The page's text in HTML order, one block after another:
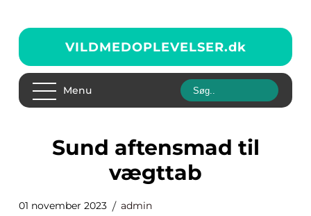
VILDMEDOPLEVELSER.dk
Menu
sund aftensmad til
vægttab
01 november 2023 admin